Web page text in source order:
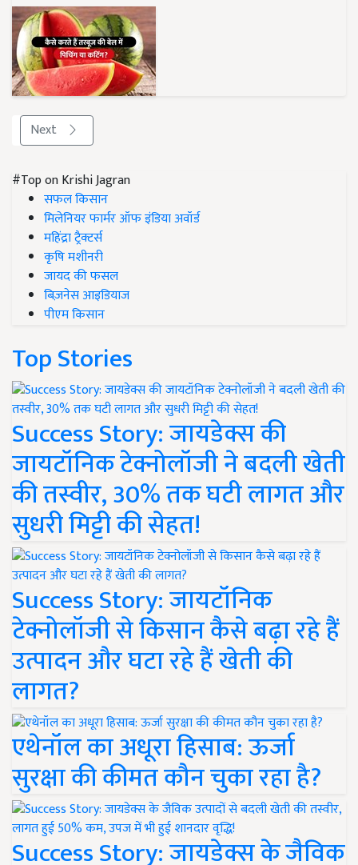
Next
#Top on Krishi Jagran
सफल किसान
मिलेनियर फार्मर ऑफ इंडिया अवॉर्ड
महिंद्रा ट्रैक्टर्स
कृषि मशीनरी
जायद की फसल
बिज़नेस आइडियाज
पीएम किसान
Top Stories
Success Story: जायडेक्स की
जायटॉनिक टेक्नोलॉजी ने बदली खेती
की तस्वीर, 30% तक घटी लागत और
सुधरी मिट्टी की सेहत!
Success Story: जायटॉनिक
टेक्नोलॉजी से किसान कैसे बढ़ा रहे हैं
उत्पादन और घटा रहे हैं खेती की
लागत?
एथेनॉल का अधूरा हिसाब: ऊर्जा
सुरक्षा की कीमत कौन चुका रहा है?
Success Story: जायडेक्स के जैविक